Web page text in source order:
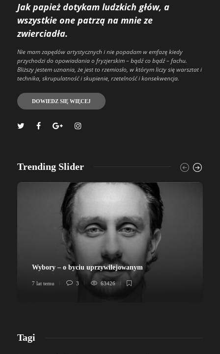
Jak papież dotykam ludzkich głów, a
wszystkie one patrzą na mnie ze
zwierciadła.
Nie mam zapędów artystycznych i nie popadam w emfazę kiedy
przychodzi do opowiadania o fryzjerskim – bądź co bądź – fachu.
Bliższy jestem uznania, że jest to rzemiosło, w którym liczy się warsztat i
technika, skrupulatność i skupienie, rzetelność i konsekwencja.
DOWIEDZ SIĘ WIĘCEJ
Trending Slider
Wybory – o byciu uprzywilejowanym
7 lat temu 3 63426
Tagi